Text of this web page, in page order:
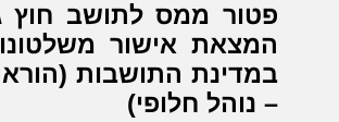
פטור ממס לתושב חוץ
המצאת אישור
במדינת התושבות
– נוהל חלופי)